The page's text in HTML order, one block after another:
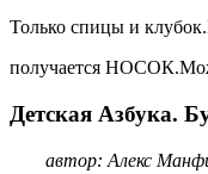
Только спицы и
получается
Детская Азбука.
автор: Алекс